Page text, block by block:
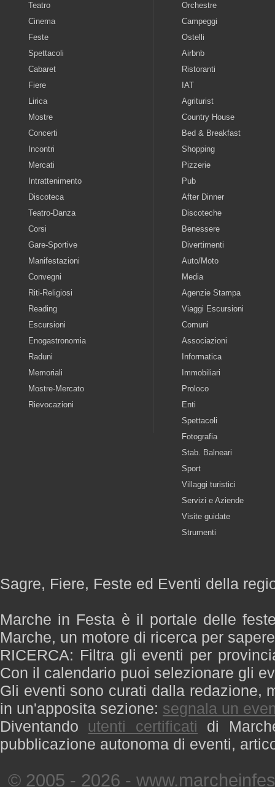
Teatro
Cinema
Feste
Spettacoli
Cabaret
Fiere
Lirica
Mostre
Concerti
Incontri
Mercati
Intrattenimento
Discoteca
Teatro-Danza
Corsi
Gare-Sportive
Manifestazioni
Convegni
Riti-Religiosi
Reading
Escursioni
Enogastronomia
Raduni
Memoriali
Mostre-Mercato
Rievocazioni
Orchestre
Campeggi
Ostelli
Airbnb
Ristoranti
IAT
Agriturist
Country House
Bed & Breakfast
Shopping
Pizzerie
Pub
After Dinner
Discoteche
Benessere
Divertimenti
Auto/Moto
Media
Agenzie Stampa
Viaggi Escursioni
Comuni
Associazioni
Informatica
Immobiliari
Proloco
Enti
Spettacoli
Fotografia
Stab. Balneari
Sport
Villaggi turistici
Servizi e Aziende
Visite guidate
Strumenti
Sagre, Fiere, Feste ed Eventi della
Marche in Festa è il portale delle
Marche, un motore di ricerca per
RICERCA: Filtra gli eventi per
Con il calendario puoi selezionare gli
Gli eventi sono curati dalla redazione,
in un'apposita sezione: segnala un
Diventando utenti certificati di
pubblicazione autonoma di eventi,
© 2005 - 2026 -